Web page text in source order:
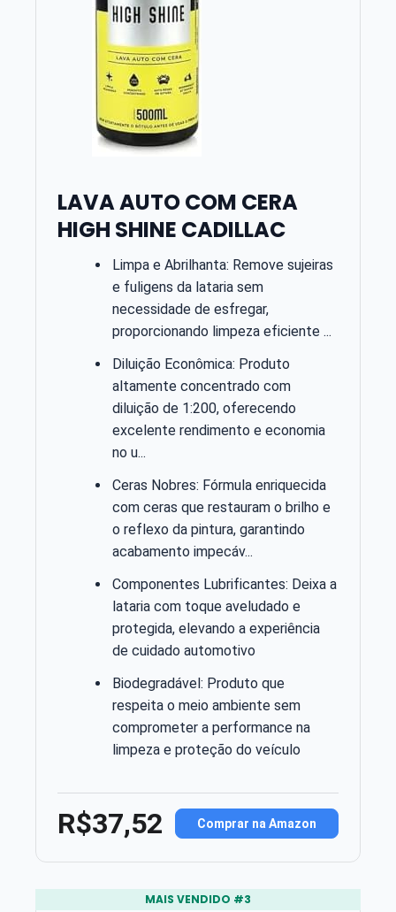
LAVA AUTO COM CERA
HIGH SHINE CADILLAC
Limpa e Abrilhanta: Remove sujeiras
e fuligens da lataria sem
necessidade de esfregar,
proporcionando limpeza eficiente ...
Diluição Econômica: Produto
altamente concentrado com
diluição de 1:200, oferecendo
excelente rendimento e economia
no u...
Ceras Nobres: Fórmula enriquecida
com ceras que restauram o brilho e
o reflexo da pintura, garantindo
acabamento impecáv...
Componentes Lubrificantes: Deixa a
lataria com toque aveludado e
protegida, elevando a experiência
de cuidado automotivo
Biodegradável: Produto que
respeita o meio ambiente sem
comprometer a performance na
limpeza e proteção do veículo
R$37,52 Comprar na Amazon
MAIS VENDIDO #3